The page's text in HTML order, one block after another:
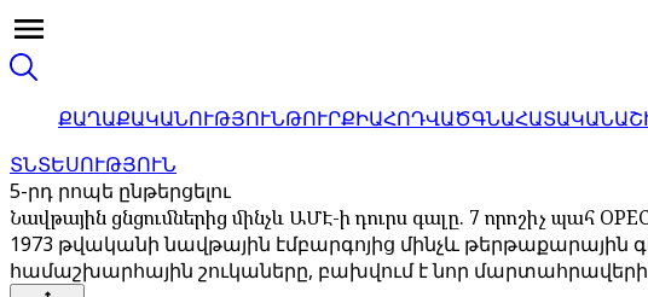
ՔԱՂԱՔԱԿԱՆՈՒԹՅՈՒՆԹՈՒՐՔԻԱՀՈԴՎԱԾԳՆԱՀԱՏԱԿԱՆ
ՏՆՏԵՍՈՒԹՅՈՒՆ
5-րդ րոպե ընթերցելու
Նավթային ցնցումներից մինչև ԱՄԷ-ի դուրս գալը. 7 որոշիչ պահ
1973 թվականի նավթային էմբարգոյից մինչև թերթաքարային
համաշխարհային շուկաները, բախվում է նոր մարտահրավերի՝